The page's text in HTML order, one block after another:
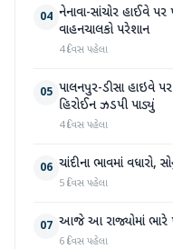
04 નેનાવા-સાંચોર હાઈવે પર
વાહનચાલકો પરેશાન
4 દિવસ પહેલા
05 પાલનપુર-ડીસા હાઇવે
હિરોઈન ઝડપી પાડ્યું
4 દિવસ પહેલા
06 ચાંદીના ભાવમાં વધારો,
5 દિવસ પહેલા
07 આજે આ રાજ્યોમાં ભારે
6 દિવસ પહેલા